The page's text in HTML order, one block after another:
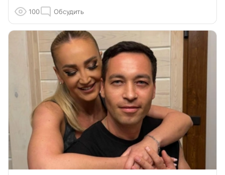
100 Обсудить